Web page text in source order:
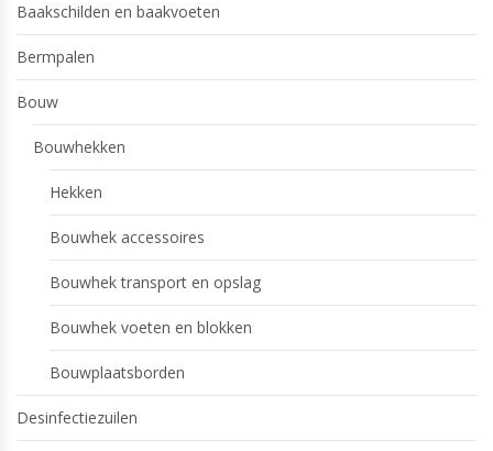
Baakschilden en baakvoeten
Bermpalen
Bouw
Bouwhekken
Hekken
Bouwhek accessoires
Bouwhek transport en opslag
Bouwhek voeten en blokken
Bouwplaatsborden
Desinfectiezuilen